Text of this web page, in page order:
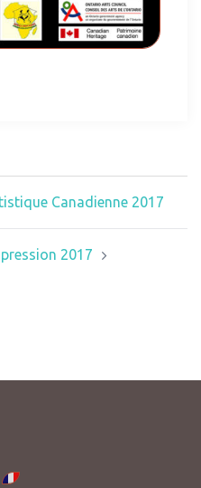
Canadienne 2017
2017